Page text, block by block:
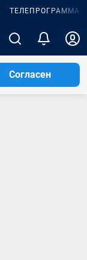
ТЕЛЕПРОГРАММА
Согласен